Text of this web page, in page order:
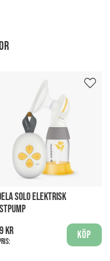
SOLO ELEKTRISK
kr
Köp